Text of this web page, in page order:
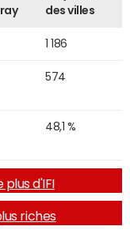
des villes
1 186
574
48,1 %
plus d'IFI
riches